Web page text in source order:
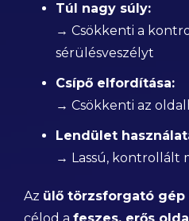
Túl nagy súly:
→ Csökkenti a
sérülésveszélyt
Csípő elfordítása:
→ Csökkenti az
Lendület
→ Lassú, kontrollált
Az ülő törzsforgató gép